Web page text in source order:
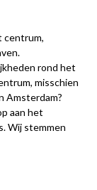
centrum,
rond het
misschien
Amsterdam?
aan het
Wij stemmen